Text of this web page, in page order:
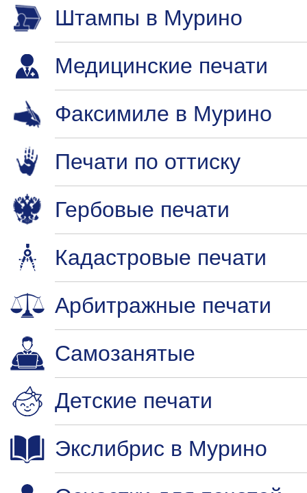
Штампы в Мурино
Медицинские печати
Факсимиле в Мурино
Печати по оттиску
Гербовые печати
Кадастровые печати
Арбитражные печати
Самозанятые
Детские печати
Экслибрис в Мурино